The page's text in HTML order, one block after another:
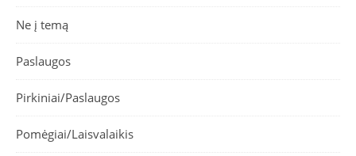
Ne į temą
Paslaugos
Pirkiniai/Paslaugos
Pomėgiai/Laisvalaikis